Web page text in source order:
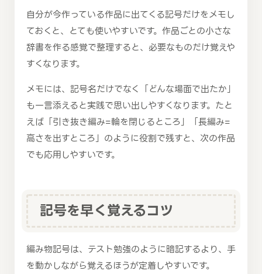
自分が今作っている作品に出てくる記号だけをメモし
ておくと、とても使いやすいです。作品ごとの小さな
辞書を作る感覚で整理すると、必要なものだけ覚えや
すくなります。
メモには、記号名だけでなく「どんな場面で出たか」
も一言添えると実践で思い出しやすくなります。たと
えば「引き抜き編み=輪を閉じるところ」「長編み=
高さを出すところ」のように役割で残すと、次の作品
でも応用しやすいです。
記号を早く覚えるコツ
編み物記号は、テスト勉強のように暗記するより、手
を動かしながら覚えるほうが定着しやすいです。